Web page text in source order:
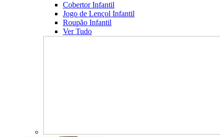
Cobertor Infantil
Jogo de Lençol Infantil
Roupão Infantil
Ver Tudo